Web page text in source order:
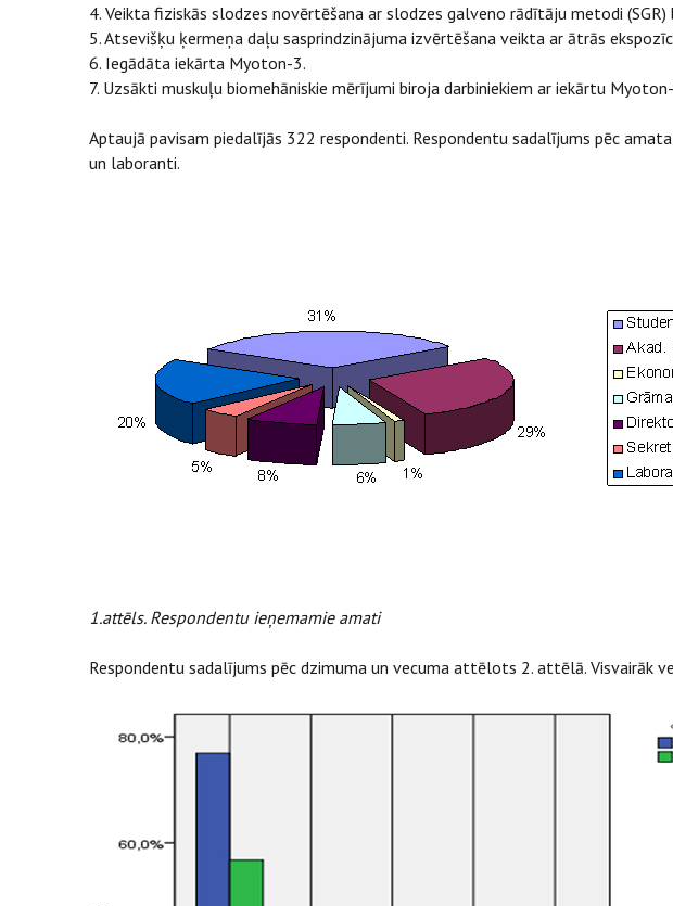
4. Veikta fiziskās slodzes novērtēšana ar slodzes galveno rādītāju metodi
5. Atsevišķu ķermeņa daļu sasprindzinājuma izvērtēšana veikta ar ātrās
6. Iegādāta iekārta Myoton-3.
7. Uzsākti muskuļu biomehāniskie mērījumi biroja darbiniekiem ar iekārtu
Aptaujā pavisam piedalījās 322 respondenti. Respondentu sadalījums pēc
un laboranti.
1.attēls. Respondentu ieņemamie amati
Respondentu sadalījums pēc dzimuma un vecuma attēlots 2. attēlā. Visvairāk